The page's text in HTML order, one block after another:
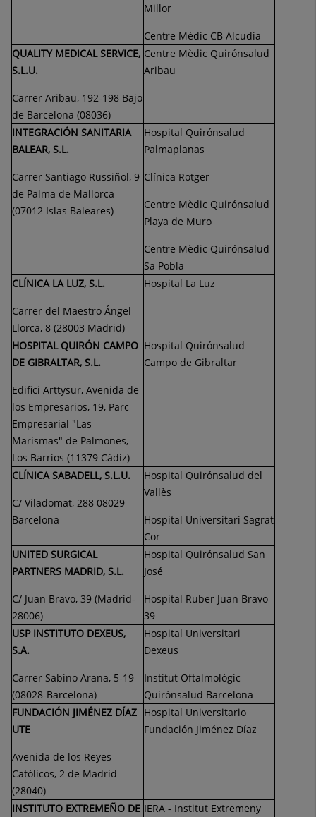
Millor
Centre Mèdic CB Alcudia
QUALITY MEDICAL SERVICE,
S.L.U.
Carrer Aribau, 192-198 Bajo
de Barcelona (08036)
Centre Mèdic Quirónsalud
Aribau
INTEGRACIÓN SANITARIA
BALEAR, S.L.
Carrer Santiago Russiñol, 9
de Palma de Mallorca
(07012 Islas Baleares)
Hospital Quirónsalud
Palmaplanas
Clínica Rotger
Centre Mèdic Quirónsalud
Playa de Muro
Centre Mèdic Quirónsalud
Sa Pobla
CLÍNICA LA LUZ, S.L.
Carrer del Maestro Ángel
Llorca, 8 (28003 Madrid)
Hospital La Luz
HOSPITAL QUIRÓN CAMPO
DE GIBRALTAR, S.L.
Edifici Arttysur, Avenida de
los Empresarios, 19, Parc
Empresarial "Las
Marismas" de Palmones,
Los Barrios (11379 Cádiz)
Hospital Quirónsalud
Campo de Gibraltar
CLÍNICA SABADELL, S.L.U.
C/ Viladomat, 288 08029
Barcelona
Hospital Quirónsalud del
Vallès
Hospital Universitari Sagrat
Cor
UNITED SURGICAL
PARTNERS MADRID, S.L.
C/ Juan Bravo, 39 (Madrid-
28006)
Hospital Quirónsalud San
José
Hospital Ruber Juan Bravo
39
USP INSTITUTO DEXEUS,
S.A.
Carrer Sabino Arana, 5-19
(08028-Barcelona)
Hospital Universitari
Dexeus
Institut Oftalmològic
Quirónsalud Barcelona
FUNDACIÓN JIMÉNEZ DÍAZ
UTE
Avenida de los Reyes
Católicos, 2 de Madrid
(28040)
Hospital Universitario
Fundación Jiménez Díaz
INSTITUTO EXTREMEÑO DE IERA - Institut Extremeny